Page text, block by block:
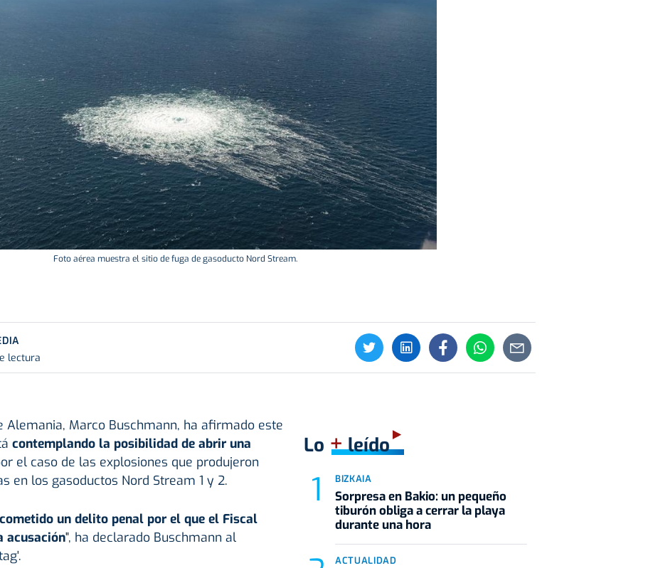
Foto aérea muestra el sitio de fuga de gasoducto Nord Stream.
lectura
Alemania, Marco Buschmann, ha afirmado este
contemplando la posibilidad de abrir una
el caso de las explosiones que produjeron
en los gasoductos Nord Stream 1 y 2.
un delito penal por el que el Fiscal
acusación", ha declarado Buschmann al
Lo +leído
BIZKAIA
Sorpresa en Bakio: un pequeño
tiburón obliga a cerrar la playa
durante una hora
ACTUALIDAD